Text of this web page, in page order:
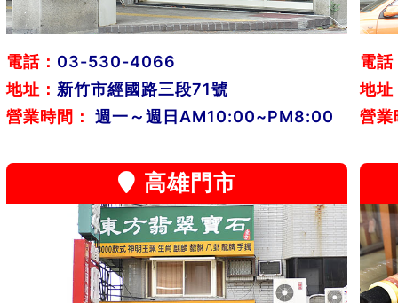
電話： 03-530-4066
地址： 新竹市經國路三段71號
營業時間：
週一～週日AM10:00~PM8:00
電話
地址
營業
高雄門市